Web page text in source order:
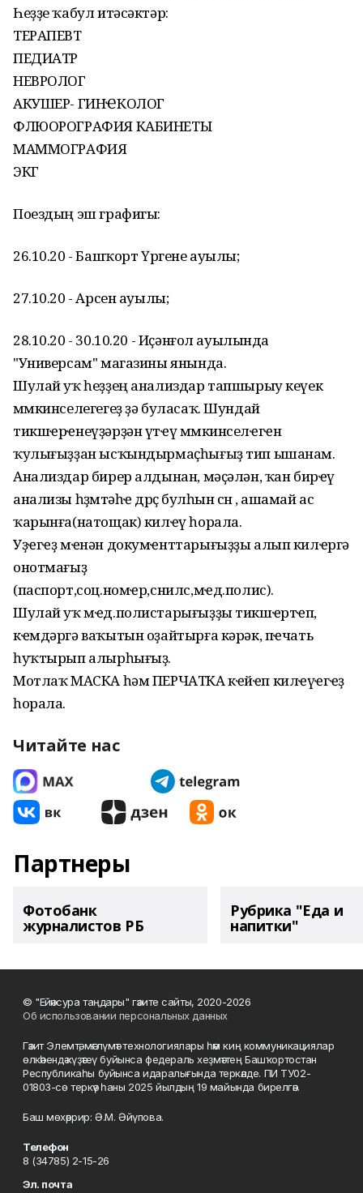
Һеҙҙе ҡабул итәсәктәр:
ТЕРАПЕВТ
ПЕДИАТР
НЕВРОЛОГ
АКУШЕР- ГИНҼКОЛОГ
ФЛЮОРОГРАФИЯ КАБИНЕТЫ
МАММОГРАФИЯ
ЭКГ
Поездың эш графигы:
26.10.20 - Башҡорт Үргене ауылы;
27.10.20 - Арсен ауылы;
28.10.20 - 30.10.20 - Иҫәнғол ауылында
"Универсам" магазины янында.
Шулай уҡ һеҙҙең анализдар тапшырыу кеүек
мөмкинселегегеҙ ҙә буласаҡ. Шундай
тикшҽрҽнеүҙәрҙән үтҽү мөмкинселҽгҽн
ҡулығыҙҙан ысҡындырмаҫһығыҙ тип ышанам.
Анализдар бирер алдынан, мәҫәлән, ҡан бирҽү
анализы һөҙөмтәһҽ дөрөҫ булһын өсөн , ашамай ас
ҡарынға(натощак) килҽү һорала.
Уҙҽгҽҙ мҽнән докумҽнттарығыҙҙы алып килҽргә
онотмағыҙ
(паспорт,соц.номҽр,снилс,мҽд.полис).
Шулай уҡ мҽд.полистарығыҙҙы тикшҽртҽп,
кҽмдәргә ваҡытын оҙайтырға кәрәк, пҽчать
һуҡтырып алырһығыҙ.
Мотлаҡ МАСКА һәм ПЕРЧАТКА кҽйҽп килҽүҽгҽҙ
һорала.
Читайте нас
Партнеры
Фотобанк
журналистов РБ
Рубрика "Еда и
напитки"
© "Ейәнсура таңдары" гәзите сайты, 2020-2026
Об использовании персональных данных
Гәзит Элемтә, мәғлүмәт технологиялары һәм киң коммуникациялар
өлкәһендә күҙәтеү буйынса федераль хеҙмәттең Башҡортостан
Республикаһы буйынса идаралығында теркәлде. ПИ ТУ02-
01803-сө теркәү һаны 2025 йылдың 19 майында бирелгән.
Баш мөхәррир: Ә.М. Әйүпова.
Телефон
8 (34785) 2-15-26
Эл. почта